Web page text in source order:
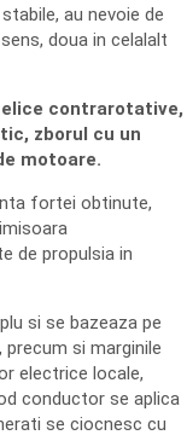
au nevoie de
doua in celalalt
contrarotative,
zborul cu un
motoare.
fortei obtinute,
de propulsia in
si se bazeaza pe
si marginile
electrice locale,
conductor se aplica
se ciocnesc cu